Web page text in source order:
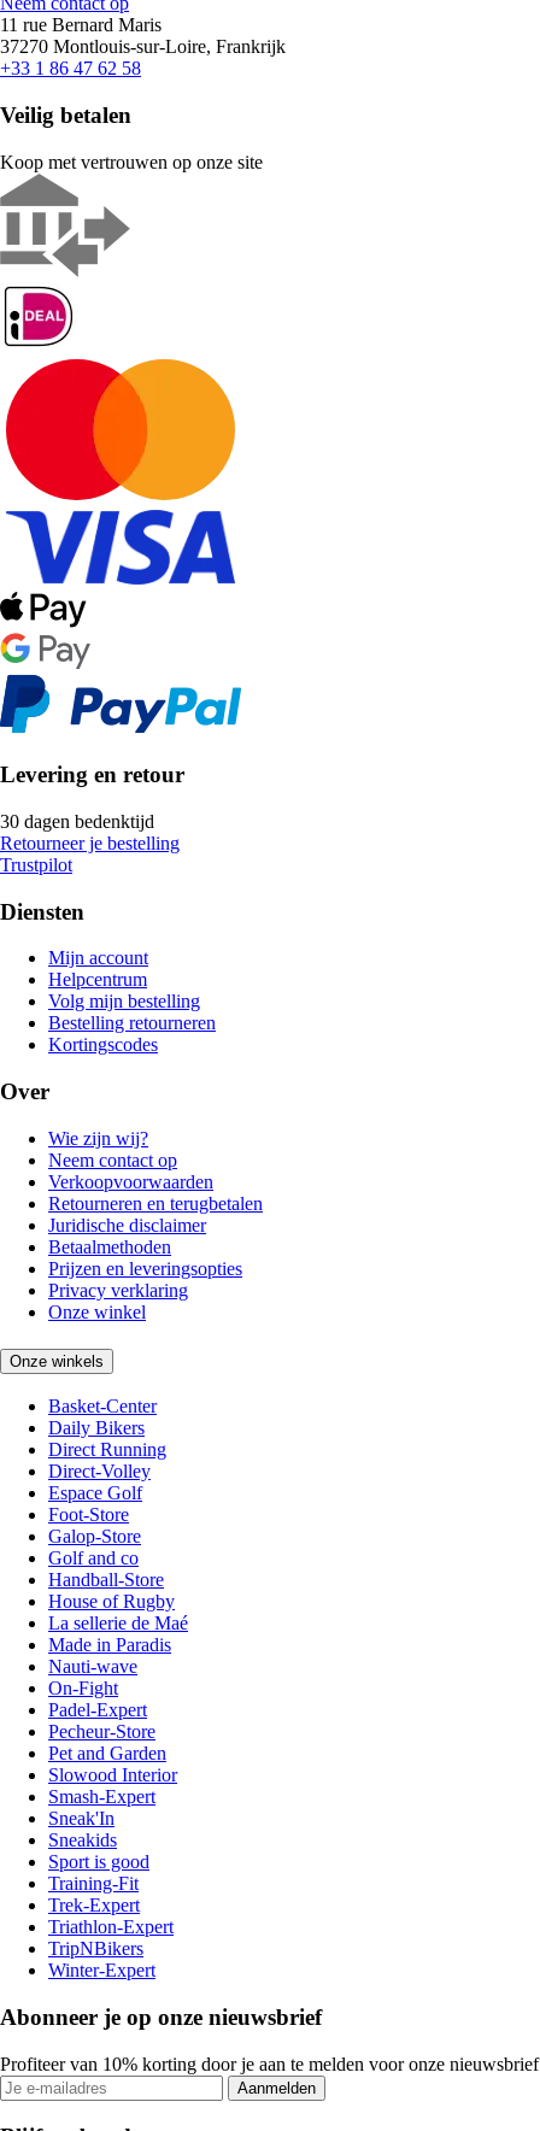
11 rue Bernard Maris
37270 Montlouis-sur-Loire, Frankrijk
+33 1 86 47 62 58
Veilig betalen
Koop met vertrouwen op onze site
Levering en retour
30 dagen bedenktijd
Retourneer je bestelling
Trustpilot
Diensten
Mijn account
Helpcentrum
Volg mijn bestelling
Bestelling retourneren
Kortingscodes
Over
Wie zijn wij?
Neem contact op
Verkoopvoorwaarden
Retourneren en terugbetalen
Juridische disclaimer
Betaalmethoden
Prijzen en leveringsopties
Privacy verklaring
Onze winkel
Onze winkels
Basket-Center
Daily Bikers
Direct Running
Direct-Volley
Espace Golf
Foot-Store
Galop-Store
Golf and co
Handball-Store
House of Rugby
La sellerie de Maé
Made in Paradis
Nauti-wave
On-Fight
Padel-Expert
Pecheur-Store
Pet and Garden
Slowood Interior
Smash-Expert
Sneak'In
Sneakids
Sport is good
Training-Fit
Trek-Expert
Triathlon-Expert
TripNBikers
Winter-Expert
Abonneer je op onze nieuwsbrief
Profiteer van 10% korting door je aan te melden voor onze nieuwsbrief
Aanmelden